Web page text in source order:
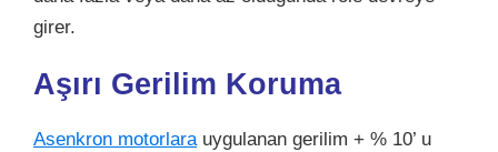
girer.
Aşırı Gerilim Koruma
Asenkron motorlarauygulanan gerilim + % 10’ u